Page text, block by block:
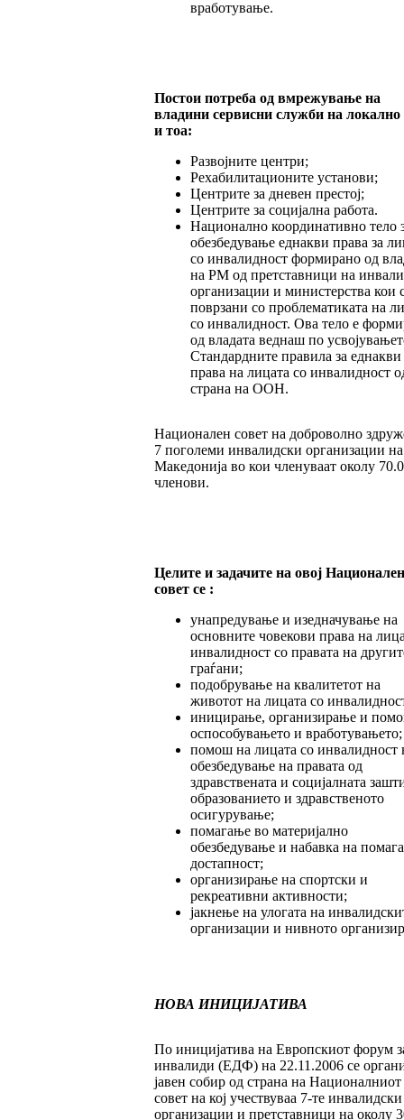
вработување.
Постои потреба од вмрежување на
владини сервисни служби на локално
и тоа:
Развојните центри;
Рехабилитационите установи;
Центрите за дневен престој;
Центрите за социјална работа.
Национално координативно тело
обезбедување еднакви права за
со инвалидност формирано од
на РМ од претставници на
организации и министерства кои
поврзани со проблематиката на
со инвалидност. Ова тело е
од владата веднаш по
Стандардните правила за еднакви
права на лицата со инвалидност
страна на ООН.
Национален совет на доброволно
7 поголеми инвалидски организации на
Македонија во кои членуваат околу
членови.
Целите и задачите на овој Национален
совет се :
унапредување и изедначување на
основните човекови права на
инвалидност со правата на
граѓани;
подобрување на квалитетот на
животот на лицата со
иницирање, организирање и
оспособувањето и вработувањето;
помош на лицата со инвалидност
обезбедување на правата од
здравствената и социјалната
образованието и здравственото
осигурување;
помагање во материјално
обезбедување и набавка на
достапност;
организирање на спортски и
рекреативни активности;
јакнење на улогата на
организации и нивното
НОВА ИНИЦИЈАТИВА
По иницијатива на Европскиот форум
инвалиди (ЕДФ) на 22.11.2006 се
јавен собир од страна на Националниот
совет на кој учествуваа 7-те инвалидски
организации и претставници на околу